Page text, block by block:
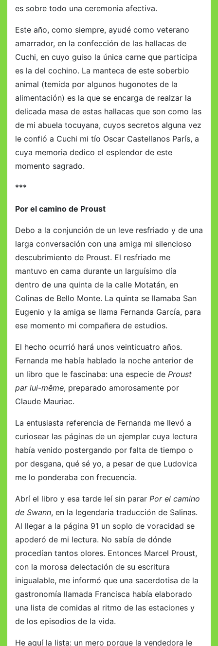
es sobre todo una ceremonia afectiva.
Este año, como siempre, ayudé como veterano
amarrador, en la confección de las hallacas de
Cuchi, en cuyo guiso la única carne que participa
es la del cochino. La manteca de este soberbio
animal (temida por algunos hugonotes de la
alimentación) es la que se encarga de realzar la
delicada masa de estas hallacas que son como las
de mi abuela tocuyana, cuyos secretos alguna vez
le confió a Cuchi mi tío Oscar Castellanos París, a
cuya memoria dedico el esplendor de este
momento sagrado.
***
Por el camino de Proust
Debo a la conjunción de un leve resfriado y de una
larga conversación con una amiga mi silencioso
descubrimiento de Proust. El resfriado me
mantuvo en cama durante un larguísimo día
dentro de una quinta de la calle Motatán, en
Colinas de Bello Monte. La quinta se llamaba San
Eugenio y la amiga se llama Fernanda García, para
ese momento mi compañera de estudios.
El hecho ocurrió hará unos veinticuatro años.
Fernanda me había hablado la noche anterior de
un libro que le fascinaba: una especie de Proust
par lui-même, preparado amorosamente por
Claude Mauriac.
La entusiasta referencia de Fernanda me llevó a
curiosear las páginas de un ejemplar cuya lectura
había venido postergando por falta de tiempo o
por desgana, qué sé yo, a pesar de que Ludovica
me lo ponderaba con frecuencia.
Abrí el libro y esa tarde leí sin parar Por el camino
de Swann, en la legendaria traducción de Salinas.
Al llegar a la página 91 un soplo de voracidad se
apoderó de mi lectura. No sabía de dónde
procedían tantos olores. Entonces Marcel Proust,
con la morosa delectación de su escritura
inigualable, me informó que una sacerdotisa de la
gastronomía llamada Francisca había elaborado
una lista de comidas al ritmo de las estaciones y
de los episodios de la vida.
He aquí la lista: un mero porque la vendedora le